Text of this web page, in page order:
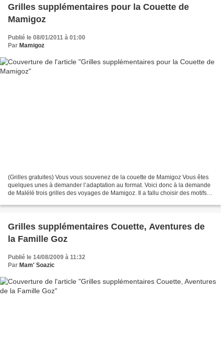
Grilles supplémentaires pour la Couette de
Mamigoz
Publié le 08/01/2011 à 01:00
Par Mamigoz
(Grilles gratuites) Vous vous souvenez de la couette de Mamigoz Vous êtes
quelques unes à demander l’adaptation au format. Voici donc à la demande
de Malélé trois grilles des voyages de Mamigoz. Il a fallu choisir des motifs
Grilles supplémentaires Couette, Aventures de
la Famille Goz
Publié le 14/08/2009 à 11:32
Par Mam' Soazic